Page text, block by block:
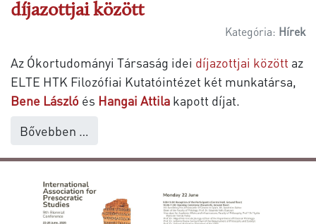
díjazottjai között
Kategória: Hírek
Az Ókortudományi Társaság idei díjazottjai között az
ELTE HTK Filozófiai Kutatóintézet két munkatársa,
Bene László és Hangai Attila kapott díjat.
Bővebben …